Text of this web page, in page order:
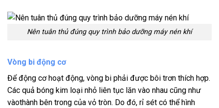
Nên tuân thủ đúng quy trình bảo dưỡng máy nén khí
Vòng bi động cơ
Để động cơ hoạt động, vòng bi phải được bôi trơn thích hợp.
Các quả bóng kim loại nhỏ liên tục lăn vào nhau cũng như
vàothành bên trong của vỏ tròn. Do đó, rỉ sét có thể hình